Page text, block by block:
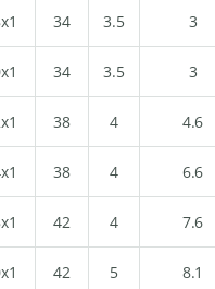
34 3.5 3
34 3.5 3
38 4 4.6
38 4 6.6
42 4 7.6
42 5 8.1